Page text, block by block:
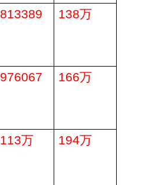
813389 138万
976067 166万
113万 194万